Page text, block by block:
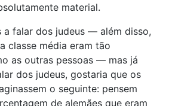
material.
a falar dos judeus — além disso,
classe média eram tão
as outras pessoas — mas já
dos judeus, gostaria que os
o seguinte: pensem
de alemães que eram